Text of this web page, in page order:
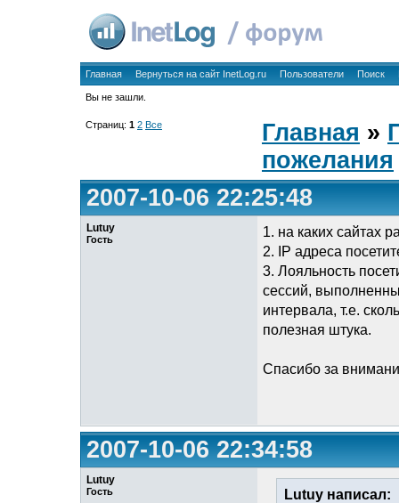
Главная Вернуться на сайт InetLog.ru Пользователи Поиск
Вы не зашли.
Страниц: 1 2 Все Главная »
пожелания
2007-10-06 22:25:48
Lutuy
Гость
1. на каких сайтах
2. IP адреса
3. Лояльность
сессий,
интервала, т.е.
полезная штука.
Спасибо за
2007-10-06 22:34:58
Lutuy
Гость
Lutuy написал: